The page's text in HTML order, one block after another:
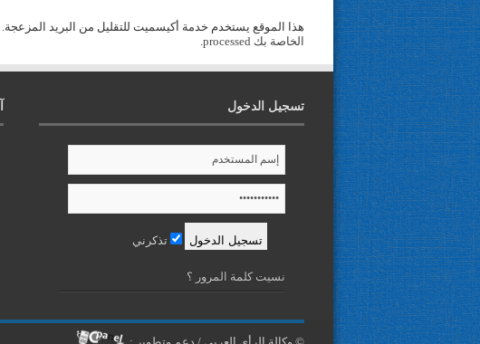
هذا الموقع يستخدم خدمة أكيسميت للتقليل من البريد المزعجة.
الخاصة بك processed
.
تسجيل الدخول
تذكرني
نسيت كلمة المرور ؟